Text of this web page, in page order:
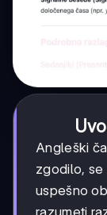
Angleški
zgodilo, se
uspešno
razumeti